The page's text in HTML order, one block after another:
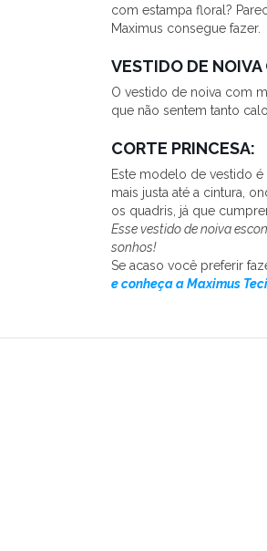
com estampa floral?
Maximus consegue fazer.
VESTIDO DE
O vestido de noiva com
que não sentem tanto
CORTE PRINCESA:
Este modelo de vestido
mais justa até a cintura,
os quadris, já que
Esse vestido de noiva
sonhos!
Se acaso você preferir
e conheça a Maximus